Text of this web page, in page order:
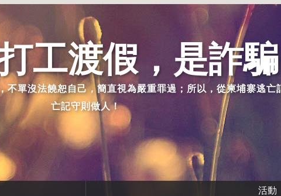
工渡假，是詐騙
單沒法饒恕自己，簡直視為嚴重罪過；所以，從柬埔寨逃
亡記守則做人！
活動